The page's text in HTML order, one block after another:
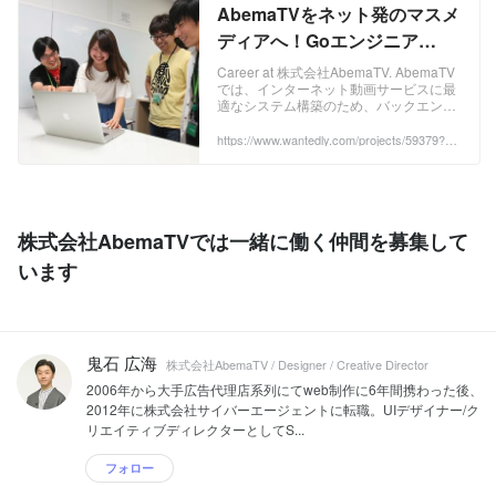
AbemaTVをネット発のマスメ
ディアへ！Goエンジニア
WANTED！ by 株式会社
AbemaTV
Career at 株式会社AbemaTV. AbemaTV
では、インターネット動画サービスに最
適なシステム構築のため、バックエンド
結果、実装言語としてGolang、クラウド
https://www.wantedly.com/projects/59379?po
株式会社AbemaTVでは一緒に働く仲間を募集して
います
鬼石 広海 株式会社AbemaTV / Designer / Creative Director
2006年から大手広告代理店系列にてweb制作に6年間携わった後、
2012年に株式会社サイバーエージェントに転職。UIデザイナー/ク
リエイティブディレクターとしてS...
フォロー